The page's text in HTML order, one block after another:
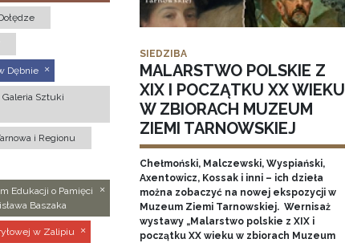
Dębnie
Sztuki
i Regionu
Edukacji o Pamięci
Baszaka
w Zalipiu
SIEDZIBA
MALARSTWO POLSKIE Z
XIX I POCZĄTKU XX WIEKU
W ZBIORACH MUZEUM
ZIEMI TARNOWSKIEJ
Chełmoński, Malczewski, Wyspiański,
Axentowicz, Kossak i inni – ich dzieła
można zobaczyć na nowej ekspozycji w
Muzeum Ziemi Tarnowskiej. Wernisaż
wystawy „Malarstwo polskie z XIX i
początku XX wieku w zbiorach Muzeum